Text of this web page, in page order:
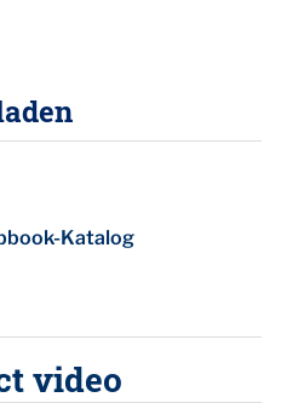
Katalog
video